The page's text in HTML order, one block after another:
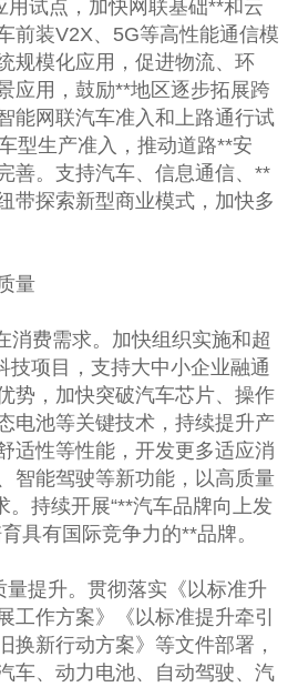
用试点，加快网联基础**和云
前装V2X、5G等高性能通信模
规模化应用，促进物流、环
应用，鼓励**地区逐步拓展跨
能网联汽车准入和上路通行试
型生产准入，推动道路**安
善。支持汽车、信息通信、**
带探索新型商业模式，加快多
量
消费需求。加快组织实施和超
技项目，支持大中小企业融通
势，加快突破汽车芯片、操作
电池等关键技术，持续提升产
适性等性能，开发更多适应消
智能驾驶等新功能，以高质量
。持续开展“**汽车品牌向上发
具有国际竞争力的**品牌。
量提升。贯彻落实《以标准升
工作方案》《以标准提升牵引
换新行动方案》等文件部署，
车、动力电池、自动驾驶、汽